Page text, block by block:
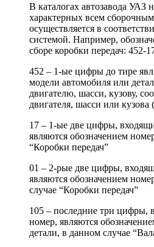
В каталогах автозавода УАЗ
характерных всем
осуществляется в
системой. Например,
сборе коробки передач: 452-
452 – 1-ые цифры до тире
модели автомобиля или
двигателю, шасси, кузову,
двигателя, шасси или
17 – 1-ые две цифры,
являются обозначением
“Коробки передач”
01 – 2-рые две цифры,
являются обозначением
случае “Коробки передач”
105 – последние три цифры,
номер, являются
детали, в данном случае